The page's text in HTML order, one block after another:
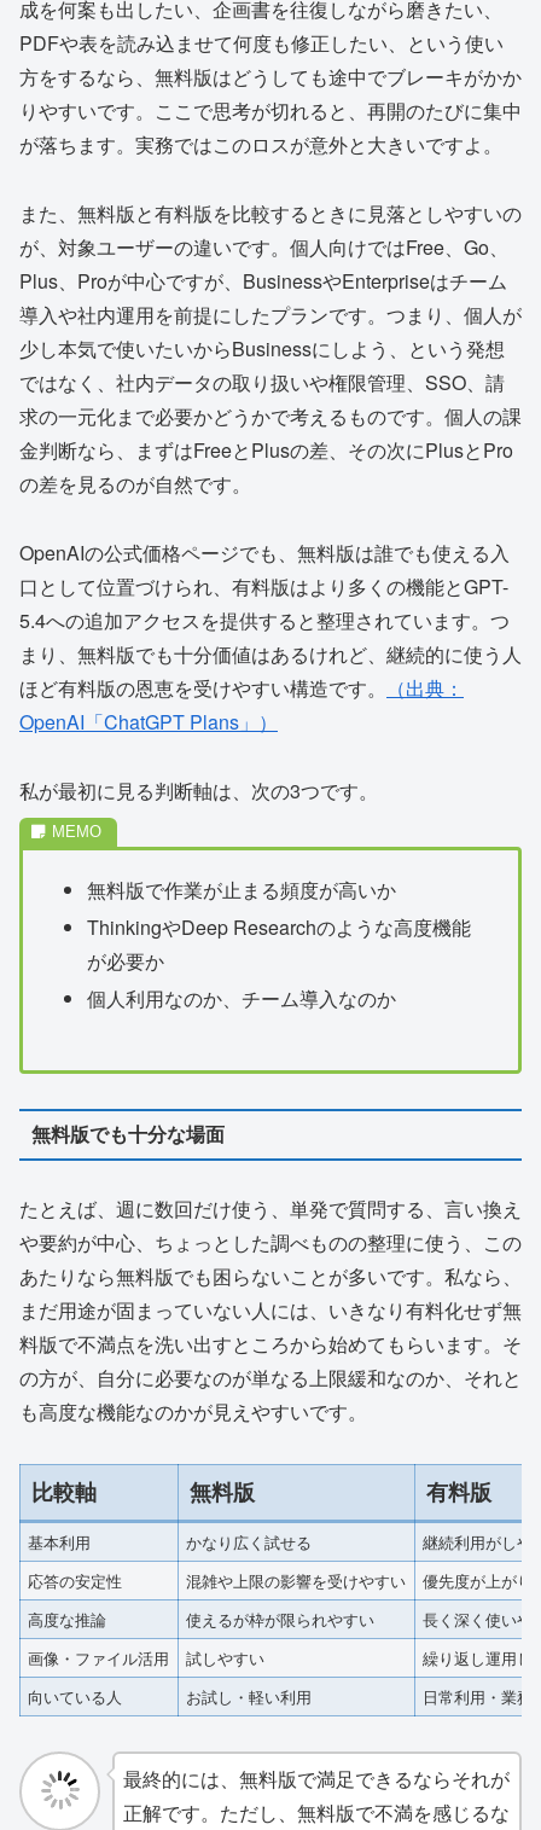
成を何案も出したい、企画書を往復しながら磨きたい、
PDFや表を読み込ませて何度も修正したい、という使い
方をするなら、無料版はどうしても途中でブレーキがかか
りやすいです。ここで思考が切れると、再開のたびに集中
が落ちます。実務ではこのロスが意外と大きいですよ。
また、無料版と有料版を比較するときに見落としやすいの
が、対象ユーザーの違いです。個人向けではFree、Go、
Plus、Proが中心ですが、BusinessやEnterpriseはチーム
導入や社内運用を前提にしたプランです。つまり、個人が
少し本気で使いたいからBusinessにしよう、という発想
ではなく、社内データの取り扱いや権限管理、SSO、請
求の一元化まで必要かどうかで考えるものです。個人の課
金判断なら、まずはFreeとPlusの差、その次にPlusとPro
の差を見るのが自然です。
OpenAIの公式価格ページでも、無料版は誰でも使える入
口として位置づけられ、有料版はより多くの機能とGPT-
5.4への追加アクセスを提供すると整理されています。つ
まり、無料版でも十分価値はあるけれど、継続的に使う人
ほど有料版の恩恵を受けやすい構造です。
（出典：
OpenAI「ChatGPT Plans」）
私が最初に見る判断軸は、次の3つです。
無料版で作業が止まる頻度が高いか
ThinkingやDeep Researchのような高度機能
が必要か
個人利用なのか、チーム導入なのか
無料版でも十分な場面
たとえば、週に数回だけ使う、単発で質問する、言い換え
や要約が中心、ちょっとした調べものの整理に使う、この
あたりなら無料版でも困らないことが多いです。私なら、
まだ用途が固まっていない人には、いきなり有料化せず無
料版で不満点を洗い出すところから始めてもらいます。そ
の方が、自分に必要なのが単なる上限緩和なのか、それと
も高度な機能なのかが見えやすいです。
比較軸 無料版 有料版
基本利用 かなり広く試せる
継続利用がしや
応答の安定性
混雑や上限の影響を受けやすい
優先度が上がり
高度な推論
使えるが枠が限られやすい
長く深く使いや
画像・ファイル活用
試しやすい
繰り返し運用し
向いている人
お試し・軽い利用 日常利用・業務
最終的には、無料版で満足できるならそれが
正解です。ただし、無料版で不満を感じるな